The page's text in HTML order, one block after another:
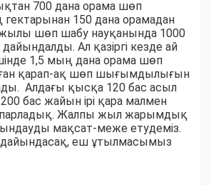
700 дана орама шөп
150 дана орамадан
шөп шабу науқанында 1000
Ал қазіргі кезде ай
1,5 мың дана орама шөп
қарап-ақ шөп шығымдылығын
Алдағы қысқа 120 бас асыл
бас жайын ірі қара малмен
Жалпы жыл жарымдық
мақсат-меже етудеміз.
еш ұтылмасымыз